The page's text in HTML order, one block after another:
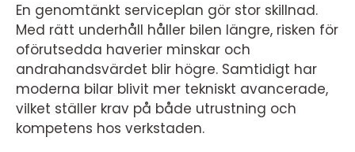
En genomtänkt serviceplan gör stor skillnad.
Med rätt underhåll håller bilen längre, risken för
oförutsedda haverier minskar och
andrahandsvärdet blir högre. Samtidigt har
moderna bilar blivit mer tekniskt avancerade,
vilket ställer krav på både utrustning och
kompetens hos verkstaden.